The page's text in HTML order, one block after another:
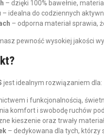
– dzięki 100% bawełnie,
– idealna do codziennych
– odporna materiał sprawia,
pewność wysokiej jakości
jest idealnym rozwiązaniem dla:
i funkcjonalnością,
komfort i swobodę ruchów
kieszenie oraz trwały
– dedykowana dla tych, którzy